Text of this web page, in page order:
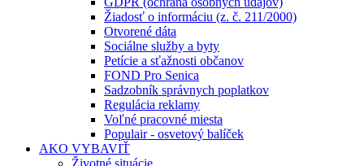
Žiadosť o informáciu (z. č. 211/2000)
Otvorené dáta
Sociálne služby a byty
Petície a sťažnosti občanov
FOND Pro Senica
Sadzobník správnych poplatkov
Regulácia reklamy
Voľné pracovné miesta
Populair - osvetový balíček
AKO VYBAVIŤ